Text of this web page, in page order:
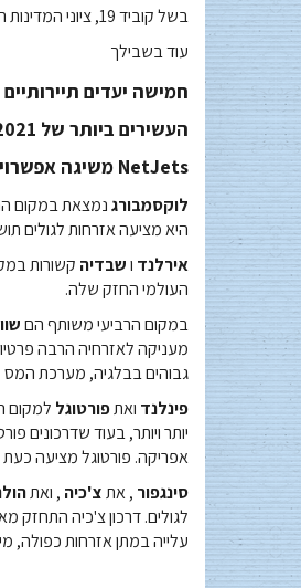
בשל קוביד 19, ציוני המדינות השתנו ללא הרף ועשירייה
עוד בשבילך
חמישה יעדים
העשירים ביותר של 2021 בהונג קונג: רווחים גדולים עבור חלקם, אך יותר ממחציתם רואים ירידה בעושר
NetJets משיגה אפשרויות רכישה עבור 20 מטוסי סילון פרטיים מסוג Aerion AS2
לוקסמבורגנמצאת במקום
היא מציעה אזרחות לגולים
אירלנד ושבדיה קשורות
העולמי החזק שלה.
במקום הרביעי משותף הם
מעניקה לאזרחיה הרבה
גבוהים בבלגיה, מערכת המס
פינלנד ואתפורטוגל למקום
יותר ויותר, בעוד שדרכונים
אפריקה. פורטוגל מציעה כעת
סינגפור , אתצ'כיה , ואת
עלייה במתן אזרחות כפולה,